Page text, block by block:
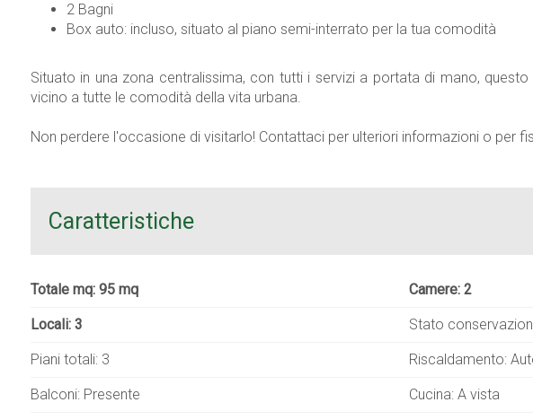
2 Bagni
Box auto: incluso, situato al piano semi-interrato per la tua comodità
Situato in una zona centralissima, con tutti i servizi a portata di mano, questo
vicino a tutte le comodità della vita urbana.
Non perdere l'occasione di visitarlo! Contattaci per ulteriori informazioni o per
Caratteristiche
Totale mq: 95 mq Camere: 2
Locali: 3 Stato
Piani totali: 3 Riscaldamento:
Balconi: Presente Cucina: A vista